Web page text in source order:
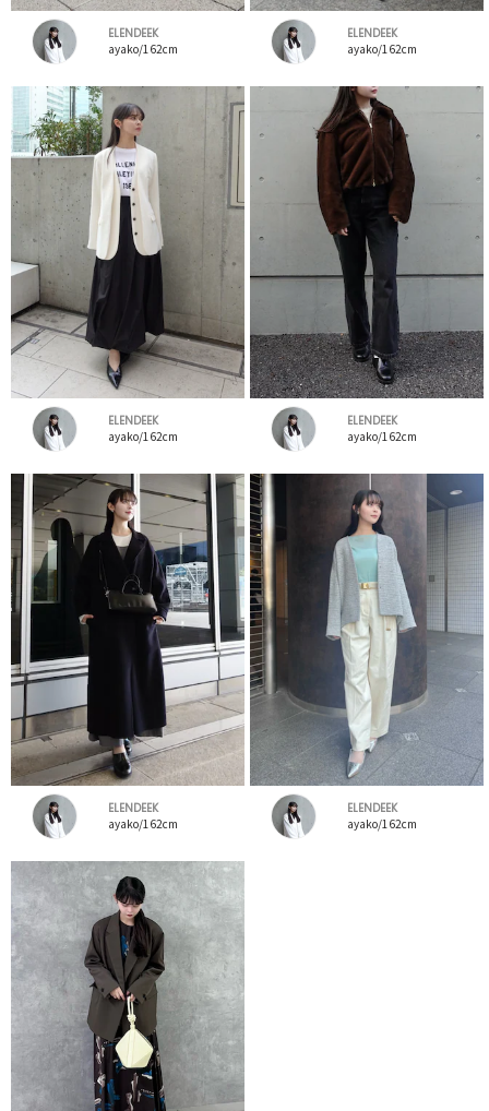
ELENDEEK
ayako/162cm
ELENDEEK
ayako/162cm
ELENDEEK
ayako/162cm
ELENDEEK
ayako/162cm
ELENDEEK
ayako/162cm
ELENDEEK
ayako/162cm